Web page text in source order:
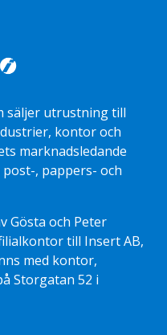
säljer utrustning till
kontor och
marknadsledande
, pappers- och
Gösta och Peter
till Insert AB,
med kontor,
Storgatan 52 i